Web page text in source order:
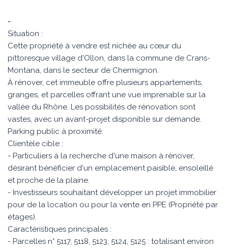
-
Situation :
Cette propriété à vendre est nichée au cœur du
pittoresque village d'Ollon, dans la commune de Crans-
Montana, dans le secteur de Chermignon.
À rénover, cet immeuble offre plusieurs appartements,
granges, et parcelles offrant une vue imprenable sur la
vallée du Rhône. Les possibilités de rénovation sont
vastes, avec un avant-projet disponible sur demande.
Parking public à proximité.
Clientèle cible :
- Particuliers à la recherche d'une maison à rénover,
désirant bénéficier d'un emplacement paisible, ensoleillé
et proche de la plaine.
- Investisseurs souhaitant développer un projet immobilier
pour de la location ou pour la vente en PPE (Propriété par
étages).
Caractéristiques principales :
- Parcelles n° 5117, 5118, 5123, 5124, 5125 : totalisant environ